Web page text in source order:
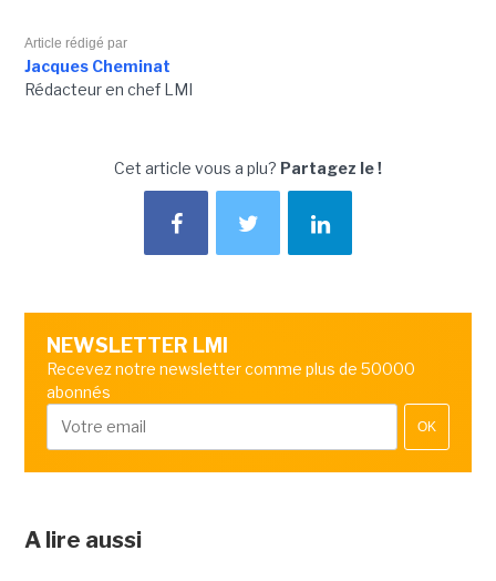
Article rédigé par
Jacques Cheminat
Rédacteur en chef LMI
Cet article vous a plu? Partagez le !
NEWSLETTER LMI
Recevez notre newsletter comme plus de 50000
abonnés
OK
A lire aussi